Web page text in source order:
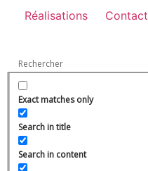
Réalisations Contact
Exact matches only
Search in title
Search in content